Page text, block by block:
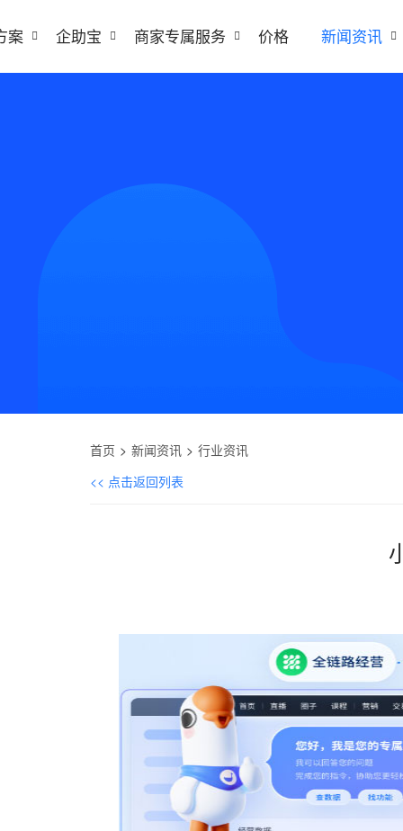
案 企助宝 商家专属服务 价格 新闻资讯
首页 新闻资讯
行业资讯
<< 点击返回列表